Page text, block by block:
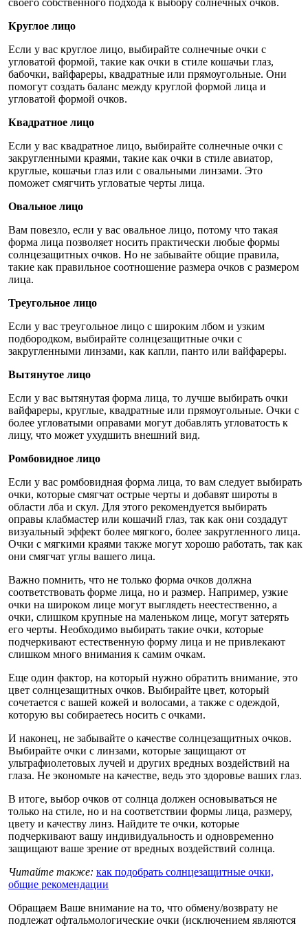
своего собственного подхода к выбору солнечных очков.
Круглое лицо
Если у вас круглое лицо, выбирайте солнечные очки с
угловатой формой, такие как очки в стиле кошачьи глаз,
бабочки, вайфареры, квадратные или прямоугольные. Они
помогут создать баланс между круглой формой лица и
угловатой формой очков.
Квадратное лицо
Если у вас квадратное лицо, выбирайте солнечные очки с
закругленными краями, такие как очки в стиле авиатор,
круглые, кошачьи глаз или с овальными линзами. Это
поможет смягчить угловатые черты лица.
Овальное лицо
Вам повезло, если у вас овальное лицо, потому что такая
форма лица позволяет носить практически любые формы
солнцезащитных очков. Но не забывайте общие правила,
такие как правильное соотношение размера очков с размером
лица.
Треугольное лицо
Если у вас треугольное лицо с широким лбом и узким
подбородком, выбирайте солнцезащитные очки с
закругленными линзами, как капли, панто или вайфареры.
Вытянутое лицо
Если у вас вытянутая форма лица, то лучше выбирать очки
вайфареры, круглые, квадратные или прямоугольные. Очки с
более угловатыми оправами могут добавлять угловатость к
лицу, что может ухудшить внешний вид.
Ромбовидное лицо
Если у вас ромбовидная форма лица, то вам следует выбирать
очки, которые смягчат острые черты и добавят широты в
области лба и скул. Для этого рекомендуется выбирать
оправы клабмастер или кошачий глаз, так как они создадут
визуальный эффект более мягкого, более закругленного лица.
Очки с мягкими краями также могут хорошо работать, так как
они смягчат углы вашего лица.
Важно помнить, что не только форма очков должна
соответствовать форме лица, но и размер. Например, узкие
очки на широком лице могут выглядеть неестественно, а
очки, слишком крупные на маленьком лице, могут затерять
его черты. Необходимо выбирать такие очки, которые
подчеркивают естественную форму лица и не привлекают
слишком много внимания к самим очкам.
Еще один фактор, на который нужно обратить внимание, это
цвет солнцезащитных очков. Выбирайте цвет, который
сочетается с вашей кожей и волосами, а также с одеждой,
которую вы собираетесь носить с очками.
И наконец, не забывайте о качестве солнцезащитных очков.
Выбирайте очки с линзами, которые защищают от
ультрафиолетовых лучей и других вредных воздействий на
глаза. Не экономьте на качестве, ведь это здоровье ваших глаз.
В итоге, выбор очков от солнца должен основываться не
только на стиле, но и на соответствии формы лица, размеру,
цвету и качеству линз. Найдите те очки, которые
подчеркивают вашу индивидуальность и одновременно
защищают ваше зрение от вредных воздействий солнца.
Читайте также: как подобрать солнцезащитные очки,
общие рекомендации
Обращаем Ваше внимание на то, что обмену/возврату не
подлежат офтальмологические очки (исключением являются